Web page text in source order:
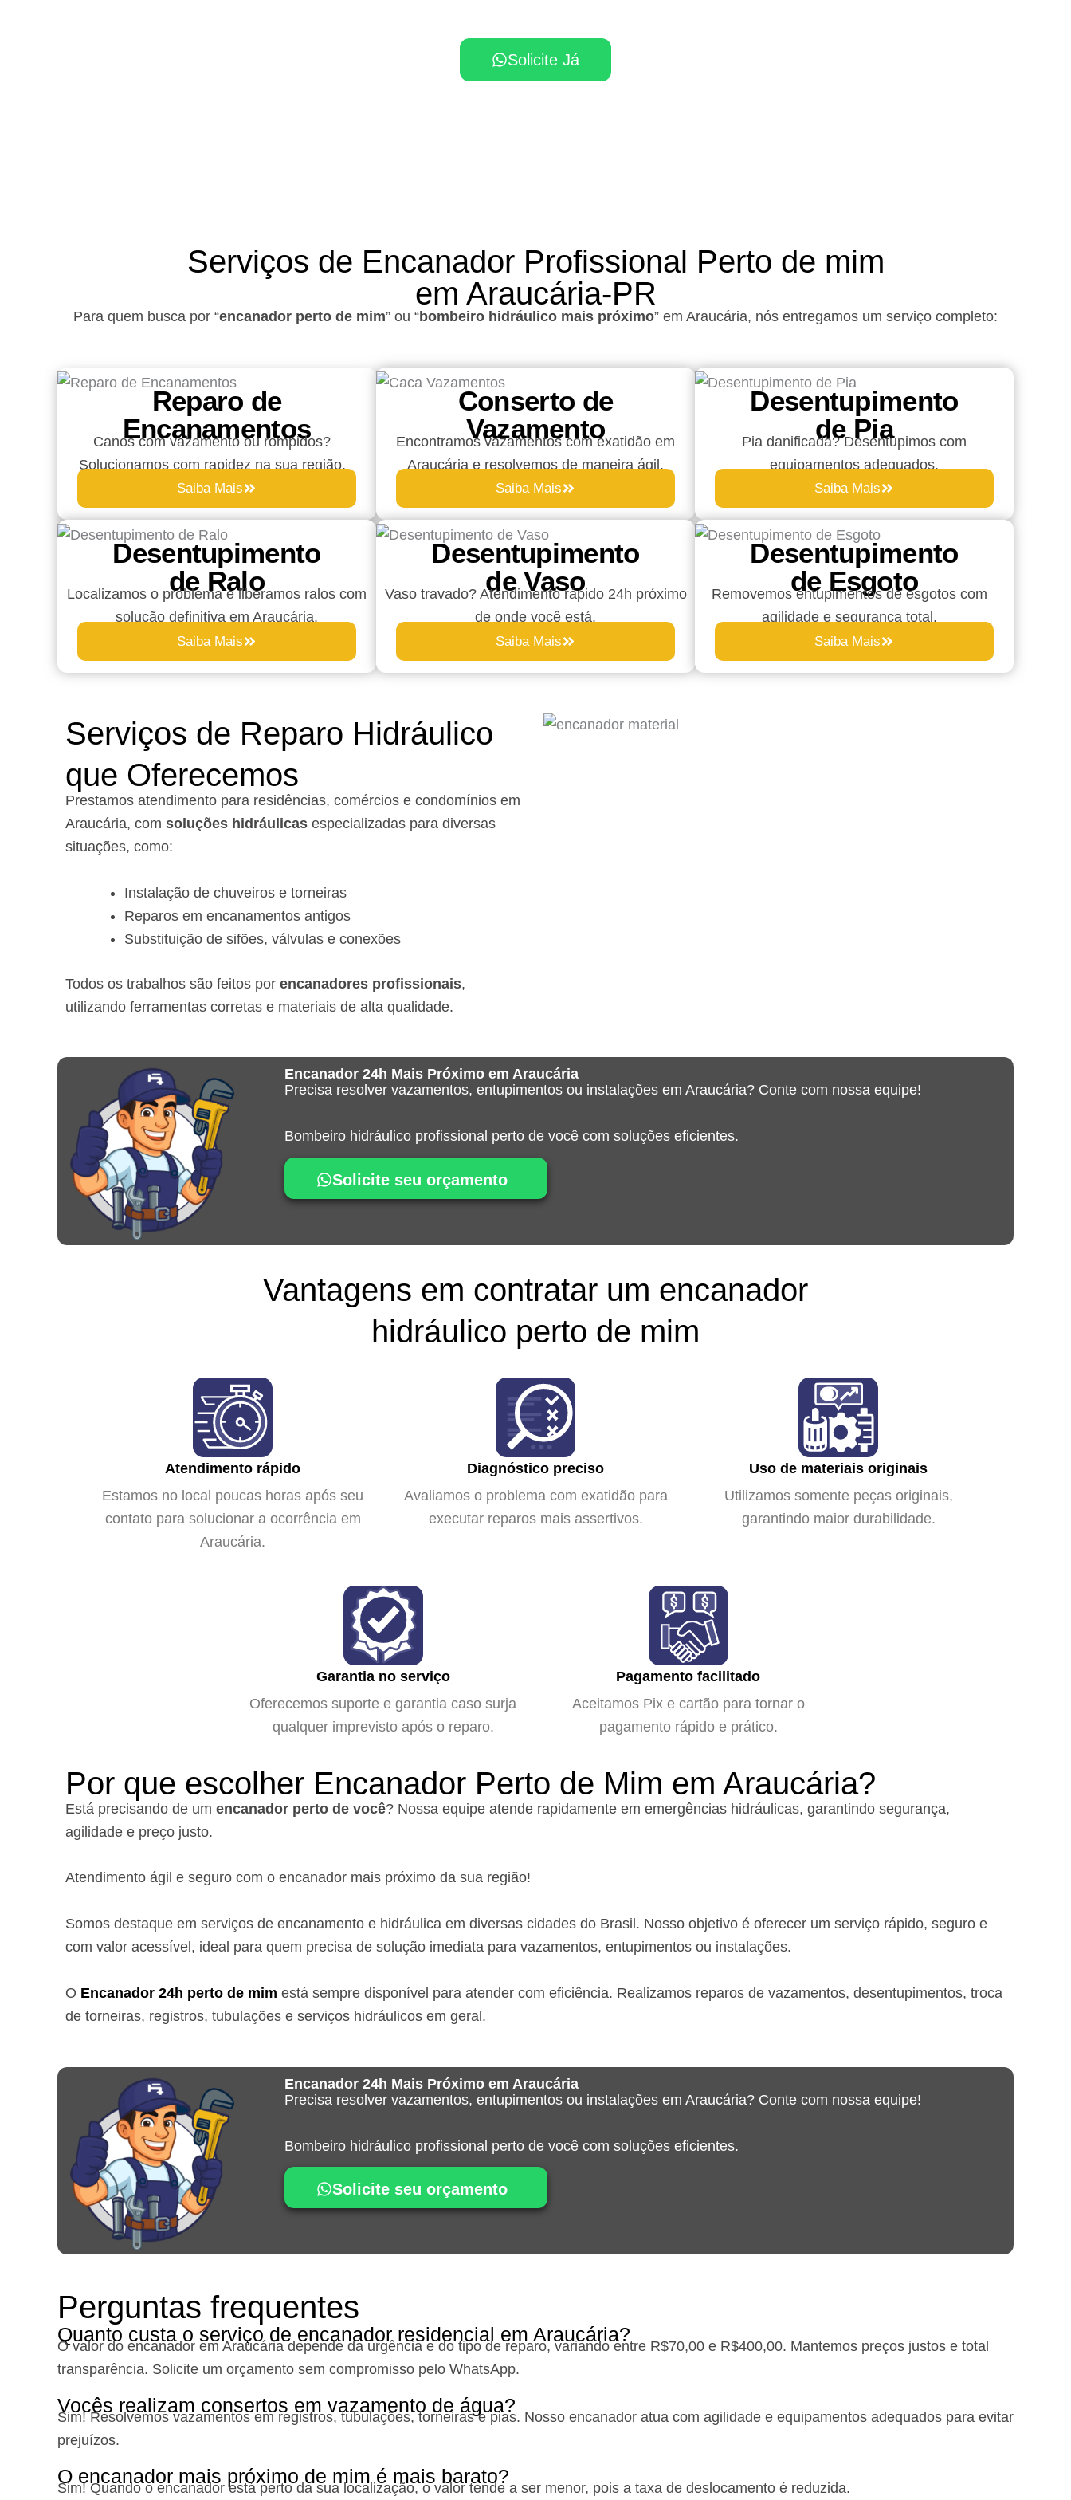
Solicite Já
Serviços de Encanador Profissional Perto de mim
em Araucária-PR
Para quem busca por “encanador perto de mim” ou “bombeiro hidráulico mais próximo” em Araucária, nós entregamos um serviço completo:
Reparo de
Encanamentos
Canos com vazamento ou rompidos?
Solucionamos com rapidez na sua região.
Saiba Mais
Conserto de
Vazamento
Encontramos vazamentos com exatidão em
Araucária e resolvemos de maneira ágil.
Saiba Mais
Desentupimento
de Pia
Pia danificada? Desentupimos com
equipamentos adequados.
Saiba Mais
Desentupimento
de Ralo
Localizamos o problema e liberamos ralos com
solução definitiva em Araucária.
Saiba Mais
Desentupimento
de Vaso
Vaso travado? Atendimento rápido 24h próximo
de onde você está.
Saiba Mais
Desentupimento
de Esgoto
Removemos entupimentos de esgotos com
agilidade e segurança total.
Saiba Mais
Serviços de Reparo Hidráulico
que Oferecemos
Prestamos atendimento para residências, comércios e condomínios em
Araucária, com soluções hidráulicas especializadas para diversas
situações, como:
Instalação de chuveiros e torneiras
Reparos em encanamentos antigos
Substituição de sifões, válvulas e conexões
Todos os trabalhos são feitos por encanadores profissionais,
utilizando ferramentas corretas e materiais de alta qualidade.
Encanador 24h Mais Próximo em Araucária
Precisa resolver vazamentos, entupimentos ou instalações em Araucária? Conte com nossa equipe!
Bombeiro hidráulico profissional perto de você com soluções eficientes.
Solicite seu orçamento
Vantagens em contratar um encanador
hidráulico perto de mim
Atendimento rápido
Estamos no local poucas horas após seu
contato para solucionar a ocorrência em
Araucária.
Diagnóstico preciso
Avaliamos o problema com exatidão para
executar reparos mais assertivos.
Uso de materiais originais
Utilizamos somente peças originais,
garantindo maior durabilidade.
Garantia no serviço
Oferecemos suporte e garantia caso surja
qualquer imprevisto após o reparo.
Pagamento facilitado
Aceitamos Pix e cartão para tornar o
pagamento rápido e prático.
Por que escolher Encanador Perto de Mim em Araucária?​
Está precisando de um encanador perto de você? Nossa equipe atende rapidamente em emergências hidráulicas, garantindo segurança,
agilidade e preço justo.
Atendimento ágil e seguro com o encanador mais próximo da sua região!
Somos destaque em serviços de encanamento e hidráulica em diversas cidades do Brasil. Nosso objetivo é oferecer um serviço rápido, seguro e
com valor acessível, ideal para quem precisa de solução imediata para vazamentos, entupimentos ou instalações.
O Encanador 24h perto de mim está sempre disponível para atender com eficiência. Realizamos reparos de vazamentos, desentupimentos, troca
de torneiras, registros, tubulações e serviços hidráulicos em geral.
Encanador 24h Mais Próximo em Araucária
Precisa resolver vazamentos, entupimentos ou instalações em Araucária? Conte com nossa equipe!
Bombeiro hidráulico profissional perto de você com soluções eficientes.
Solicite seu orçamento
Perguntas frequentes
Quanto custa o serviço de encanador residencial em Araucária?
O valor do encanador em Araucária depende da urgência e do tipo de reparo, variando entre R$70,00 e R$400,00. Mantemos preços justos e total
transparência. Solicite um orçamento sem compromisso pelo WhatsApp.
Vocês realizam consertos em vazamento de água?
Sim! Resolvemos vazamentos em registros, tubulações, torneiras e pias. Nosso encanador atua com agilidade e equipamentos adequados para evitar
prejuízos.
O encanador mais próximo de mim é mais barato?
Sim! Quando o encanador está perto da sua localização, o valor tende a ser menor, pois a taxa de deslocamento é reduzida.